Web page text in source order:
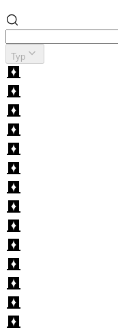
Typ